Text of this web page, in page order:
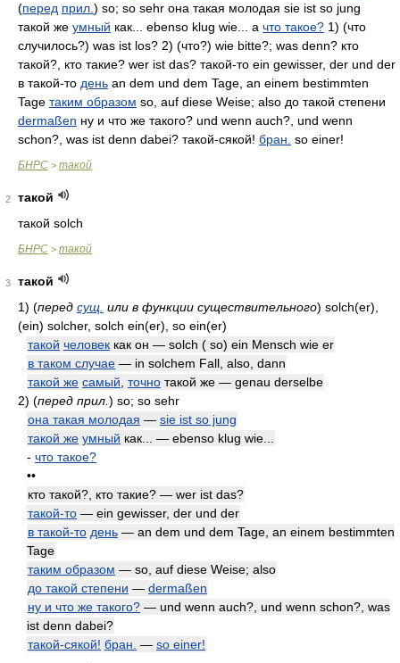
(перед прил. ) so; so sehr она такая молодая sie ist so jung
такой же умный как... ebenso klug wie... а что такое? 1) (что
случилось?) was ist los? 2) (что?) wie bitte?; was denn? кто
такой?, кто такие? wer ist das? такой-то ein gewisser, der und der
в такой-то день an dem und dem Tage, an einem bestimmten
Tage таким образом so, auf diese Weise; also до такой степени
dermaßen ну и что же такого? und wenn auch?, und wenn
schon?, was ist denn dabei? такой-сякой! бран. so einer!
БНРС > такой
2
такой
такой solch
БНРС > такой
3
такой
1) (перед сущ. или в функции существительного) solch(er),
(ein) solcher, solch ein(er), so ein(er)
такой человек как он — solch ( so) ein Mensch wie er
в таком случае — in solchem Fall, also, dann
такой же самый точно такой же — genau derselbe
2) (перед прил. ) so; so sehr
она такая молодая — sie ist so jung
такой же умный как... — ebenso klug wie...
- что такое?
••
кто такой?, кто такие? — wer ist das?
такой-то — ein gewisser, der und der
в такой-то день — an dem und dem Tage, an einem bestimmten
Tage
таким образом — so, auf diese Weise; also
до такой степени — dermaßen
ну и что же такого? — und wenn auch?, und wenn schon?, was
ist denn dabei?
такой-сякой! бран. — so einer!